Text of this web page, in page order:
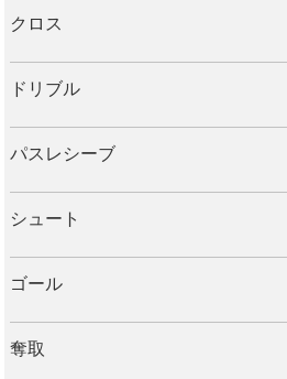
クロス
ドリブル
パスレシーブ
シュート
ゴール
奪取